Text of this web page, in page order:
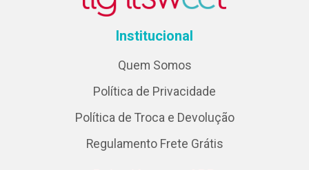
Institucional
Quem Somos
Política de Privacidade
Política de Troca e Devolução
Regulamento Frete Grátis